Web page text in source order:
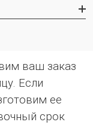
ваш заказ
Если
ее
срок